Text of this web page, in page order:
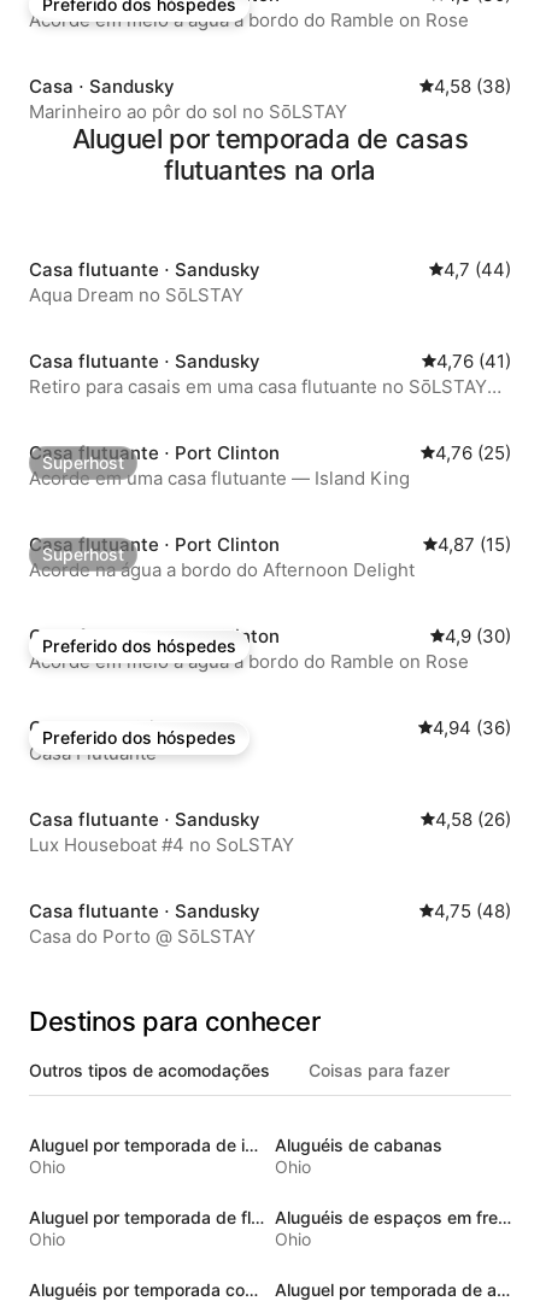
Preferido dos hóspedes
Preferido dos hóspedes
Acorde em meio à água a bordo do Ramble on Rose
Casa ⋅ Sandusky 4,58 de uma
4,58 (38)
Marinheiro ao pôr do sol no SōLSTAY
Aluguel por temporada de casas
flutuantes na orla
Casa flutuante ⋅ Sandusky 4,7 de uma
4,7 (44)
Aqua Dream no SōLSTAY
Casa flutuante ⋅ Sandusky 4,76 de uma
4,76 (41)
Retiro para casais em uma casa flutuante no SōLSTAY
Superhost
Superhost
Casa flutuante ⋅ Port Clinton 4,76 de uma
4,76 (25)
Acorde em uma casa flutuante — Island King
Superhost
Superhost
Casa flutuante ⋅ Port Clinton 4,87 de uma
4,87 (15)
Acorde na água a bordo do Afternoon Delight
Preferido dos hóspedes
Preferido dos hóspedes
Casa flutuante ⋅ Port Clinton 4,9 de uma
4,9 (30)
Acorde em meio à água a bordo do Ramble on Rose
Preferido dos hóspedes
Preferido dos hóspedes
Casa ⋅ Port Clinton 4,94 de uma
4,94 (36)
Casa Flutuante
Casa flutuante ⋅ Sandusky 4,58 de uma
4,58 (26)
Lux Houseboat #4 no SoLSTAY
Casa flutuante ⋅ Sandusky 4,75 de uma
4,75 (48)
Casa do Porto @ SōLSTAY
Destinos para conhecer
Outros tipos de acomodações Coisas para fazer
Aluguel por temporada de iurtas
Ohio
Aluguéis de cabanas
Ohio
Aluguel por temporada de flats
Ohio
Aluguéis de espaços em frente à praia
Ohio
Aluguéis por temporada com acesso ao lago
Aluguel por temporada de alojamentos ecológicos